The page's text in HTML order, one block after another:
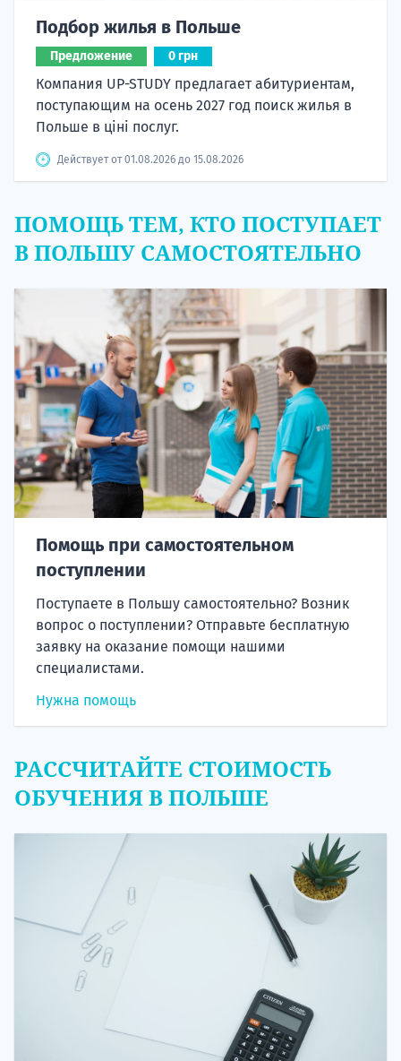
Подбор жилья в Польше
Предложение 0 грн
Компания UP-STUDY предлагает абитуриентам,
поступающим на осень 2027 год поиск жилья в
Польше в ціні послуг.
Действует от 01.08.2026 до 15.08.2026
ПОМОЩЬ ТЕМ, КТО ПОСТУПАЕТ
В ПОЛЬШУ САМОСТОЯТЕЛЬНО
Помощь при самостоятельном
поступлении
Поступаете в Польшу самостоятельно? Возник
вопрос о поступлении? Отправьте бесплатную
заявку на оказание помощи нашими
специалистами.
Нужна помощь
РАССЧИТАЙТЕ СТОИМОСТЬ
ОБУЧЕНИЯ В ПОЛЬШЕ